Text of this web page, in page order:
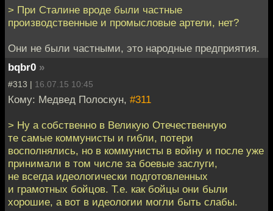
> При Сталине вроде были частные
производственные и промысловые артели, нет?
Они не были частными, это народные предприятия.
bqbr0 »
#313 | 16.07.15 10:45
Кому: Медвед Полоскун, #311
> Ну а собственно в Великую Отечественную
те самые коммунисты и гибли, потери
восполнялись, но в коммунисты в войну и после уже
принимали в том числе за боевые заслуги,
не всегда идеологически подготовленных
и грамотных бойцов. Т.е. как бойцы они были
хорошие, а вот в идеологии могли быть слабы.